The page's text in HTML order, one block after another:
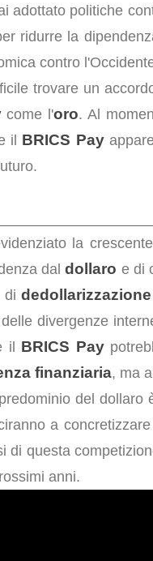
adottato politiche
ridurre la
contro
trovare un
come l'oro. Al
il BRICS Pay
la
daldollaro e di
di dedollarizzazione
divergenze
il BRICS Pay
finanziaria, ma
del
a
di questa
anni.